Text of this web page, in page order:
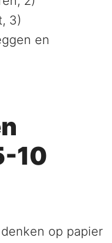
3)
en
10
op papier